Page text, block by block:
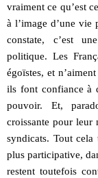
vraiment ce qu’est
à l’image d’une vie
constate, c’est
politique. Les
égoïstes, et
ils font confiance à
pouvoir. Et,
croissante pour leur
syndicats. Tout cela
plus participative,
restent toutefois